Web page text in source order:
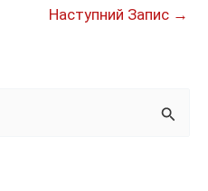
Наступний Запис →